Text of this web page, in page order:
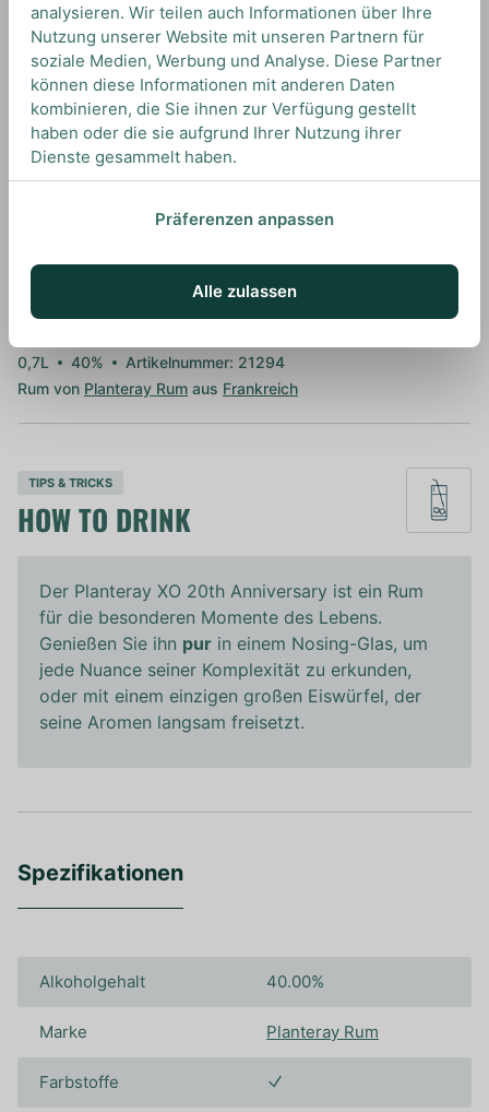
Melden Sie sich an oder fordern Sie
ein kostenloses Konto an.
Sie benötigen ein Konto, um zu bestellen und Ihre
Preise anzuzeigen.
Anmelden Neues Konto erstellen
In den Warenkorb
0,7L 40%
Artikelnummer: 21294
Rum von Planteray Rum aus Frankreich
TIPS & TRICKS
HOW TO DRINK
Der Planteray XO 20th Anniversary ist ein Rum
für die besonderen Momente des Lebens.
Genießen Sie ihn pur in einem Nosing-Glas, um
jede Nuance seiner Komplexität zu erkunden,
oder mit einem einzigen großen Eiswürfel, der
seine Aromen langsam freisetzt.
Spezifikationen
Alkoholgehalt 40.00%
Marke Planteray Rum
Farbstoffe
analysieren. Wir teilen auch Informationen über Ihre
Nutzung unserer Website mit unseren Partnern für
soziale Medien, Werbung und Analyse. Diese Partner
können diese Informationen mit anderen Daten
kombinieren, die Sie ihnen zur Verfügung gestellt
haben oder die sie aufgrund Ihrer Nutzung ihrer
Dienste gesammelt haben.
Präferenzen anpassen
Alle zulassen